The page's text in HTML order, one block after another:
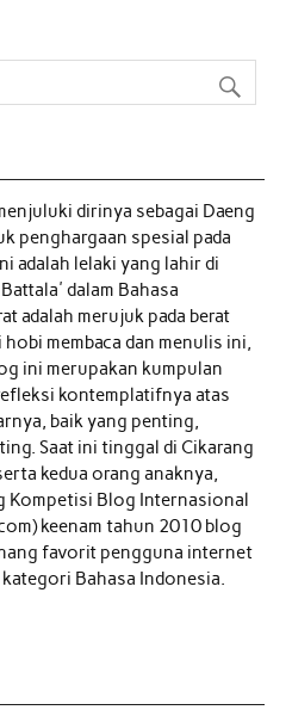
dirinya sebagai Daeng
penghargaan spesial pada
adalah lelaki yang lahir di
dalam Bahasa
adalah merujuk pada berat
membaca dan menulis ini,
ini merupakan kumpulan
kontemplatifnya atas
baik yang penting,
Saat ini tinggal di Cikarang
kedua orang anaknya,
Kompetisi Blog Internasional
keenam tahun 2010 blog
favorit pengguna internet
Bahasa Indonesia.